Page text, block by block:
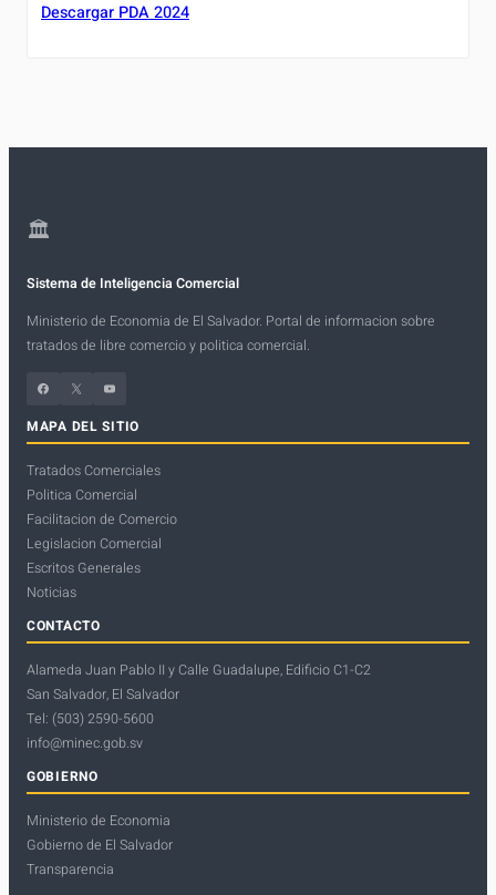
Descargar PDA 2024
🏛
Sistema de Inteligencia Comercial
Ministerio de Economia de El Salvador. Portal de informacion sobre
tratados de libre comercio y politica comercial.
Facebook X
YouTube
MAPA DEL SITIO
Tratados Comerciales
Politica Comercial
Facilitacion de Comercio
Legislacion Comercial
Escritos Generales
Noticias
CONTACTO
Alameda Juan Pablo II y Calle Guadalupe, Edificio C1-C2
San Salvador, El Salvador
Tel: (503) 2590-5600
info@minec.gob.sv
GOBIERNO
Ministerio de Economia
Gobierno de El Salvador
Transparencia